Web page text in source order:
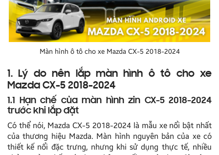
Màn hình ô tô cho xe Mazda CX-5 2018-2024
1. Lý do nên lắp màn hình ô tô cho xe
Mazda CX-5 2018-2024
1.1 Hạn chế của màn hình zin CX-5 2018-2024
trước khi lắp đặt
Có thể nói, Mazda CX-5 2018-2024 là mẫu xe nổi bật nhất
của thương hiệu Mazda. Màn hình nguyên bản của xe có
thiết kế nổi đặc trưng, nhưng khi sử dụng thực tế, nhiều